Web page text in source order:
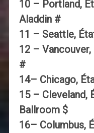
10 – Portland,
Aladdin #
11 – Seattle,
12 –
#
14– Chicago,
15 – Cleveland,
Ballroom $
16– Columbus,